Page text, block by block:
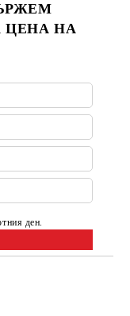
ЦЕНА НА
ден.